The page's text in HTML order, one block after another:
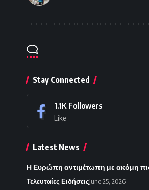
Stay Connected
1.1K Followers
Like
Latest News
Η Ευρώπη αντιμέτωπη με ακόμη
Τελευταίες ΕιδήσειςJune 25, 2026